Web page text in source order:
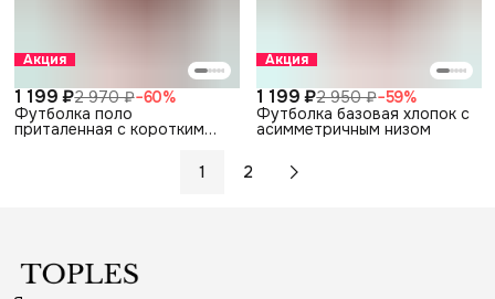
Акция
1 199 ₽2 970 ₽−60%
Футболка поло
приталенная с коротким
Акция
1 199 ₽2 950 ₽−59%
Футболка базовая хлопок с
асимметричным низом
1 2